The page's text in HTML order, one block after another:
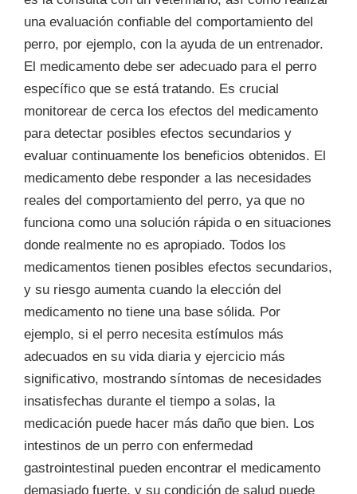
una evaluación confiable del comportamiento del
perro, por ejemplo, con la ayuda de un entrenador.
El medicamento debe ser adecuado para el perro
específico que se está tratando. Es crucial
monitorear de cerca los efectos del medicamento
para detectar posibles efectos secundarios y
evaluar continuamente los beneficios obtenidos. El
medicamento debe responder a las necesidades
reales del comportamiento del perro, ya que no
funciona como una solución rápida o en situaciones
donde realmente no es apropiado. Todos los
medicamentos tienen posibles efectos secundarios,
y su riesgo aumenta cuando la elección del
medicamento no tiene una base sólida. Por
ejemplo, si el perro necesita estímulos más
adecuados en su vida diaria y ejercicio más
significativo, mostrando síntomas de necesidades
insatisfechas durante el tiempo a solas, la
medicación puede hacer más daño que bien. Los
intestinos de un perro con enfermedad
gastrointestinal pueden encontrar el medicamento
demasiado fuerte, y su condición de salud puede